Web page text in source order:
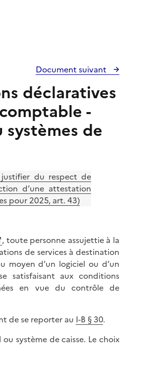
Document suivant
déclaratives
-
de
du respect de
d’une attestation
pour 2025, art. 43)
, toute personne assujettie à la
de services à destination
moyen d’un logiciel ou d’un
satisfaisant aux conditions
en vue du contrôle de
de se reporter au I-B § 30.
système de caisse. Le choix